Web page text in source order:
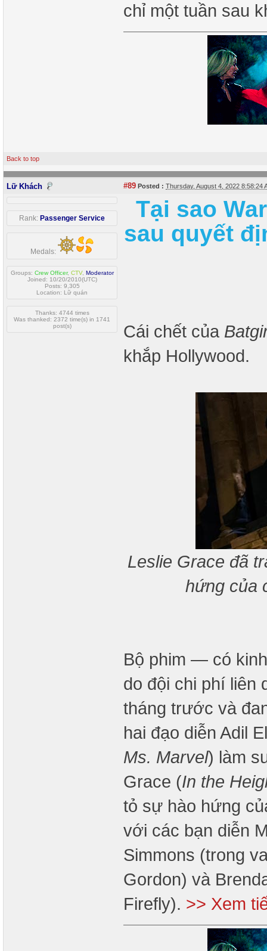
chỉ một tuần sau
Back to top
Lữ Khách #89 Posted : Thursday, August 4, 2022 8:58:24
Rank: Passenger Service
Medals:
Groups: Crew Officer, CTV, Moderator
Joined: 10/20/2010(UTC)
Posts: 9,305
Location: Lữ quán
Thanks: 4744 times
Was thanked: 2372 time(s) in 1741
post(s)
Tại sao
sau quyết
Cái chết của
khắp Hollywood.
Leslie Grace đã
hứng của
Bộ phim — có
do đội chi phí liên
tháng trước và
hai đạo diễn Adil
Ms. Marvel) làm
Grace (In the
tỏ sự hào hứng
với các bạn diễn
Simmons (trong
Gordon) và
Firefly). >> Xem